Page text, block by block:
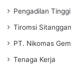
Pengadilan
Tiromsi
PT. Nikomas
Tenaga Kerja